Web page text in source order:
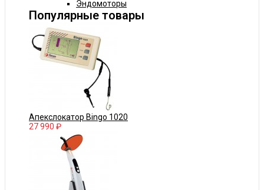
Эндомоторы
Популярные товары
Апекслокатор Bingo 1020
27 990 ₽